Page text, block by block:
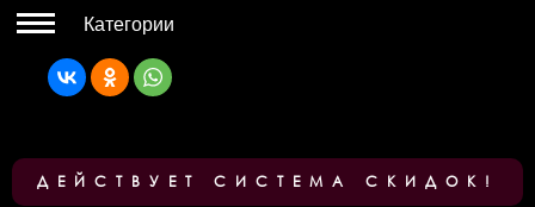
Категории
ДЕЙСТВУЕТ СИСТЕМА СКИДОК!